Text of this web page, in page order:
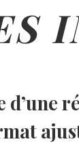
d’une